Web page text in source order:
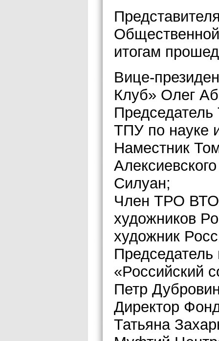
итогам
Вице-
Клуб» Олег
ТПУ по науке
Наместник
Силуан;
Член ТРО
художников
художник
«Российский
Петр
Директор
Татьяна